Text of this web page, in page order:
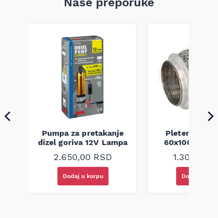
Pumpa za pretakanje
dizel goriva 12V Lampa
2.650,00 RSD
Dodaj u korpu
Pletenica
60x100
1.300,00
Dodaj u